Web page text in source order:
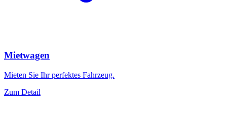
Mietwagen
Mieten Sie Ihr perfektes Fahrzeug.
Zum Detail